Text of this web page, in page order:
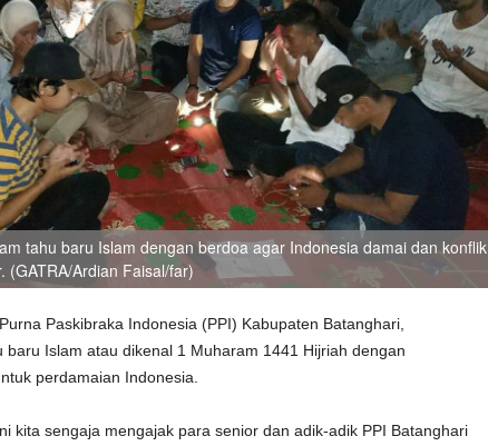
tahu baru Islam dengan berdoa agar Indonesia damai dan konflik
(GATRA/Ardian Faisal/far)
Paskibraka Indonesia (PPI) Kabupaten Batanghari,
baru Islam atau dikenal 1 Muharam 1441 Hijriah dengan
perdamaian Indonesia.
kita sengaja mengajak para senior dan adik-adik PPI Batanghari